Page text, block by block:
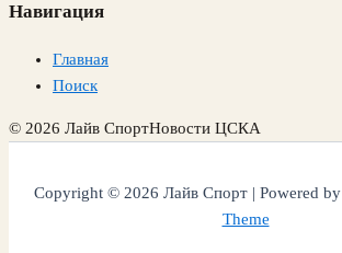
Навигация
Главная
Поиск
© 2026 Лайв СпортНовости ЦСКА
Copyright © 2026 Лайв Спорт | Powered by
Theme